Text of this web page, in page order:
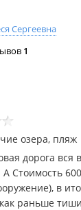
Сергеевна
1
озера, пляж
дорога вся
Стоимость
в
раньше